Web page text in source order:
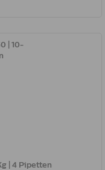
| 4 Pipetten